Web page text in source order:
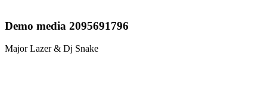
Demo media 2095691796
Major Lazer & Dj Snake